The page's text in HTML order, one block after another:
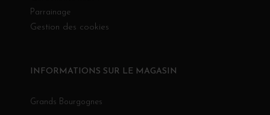
Parrainage
Gestion des cookies
INFORMATIONS SUR LE MAGASIN
Grands Bourgognes